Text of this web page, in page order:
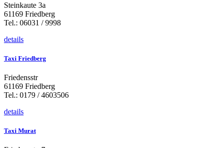
Steinkaute 3a
61169 Friedberg
Tel.: 06031 / 9998
details
Taxi Friedberg
Friedensstr
61169 Friedberg
Tel.: 0179 / 4603506
details
Taxi Murat